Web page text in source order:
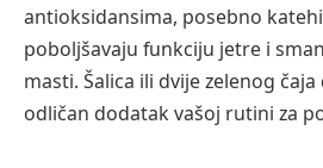
antioksidansima, posebno
poboljšavaju funkciju jetre i
masti. Šalica ili dvije zelenog
odličan dodatak vašoj rutini za